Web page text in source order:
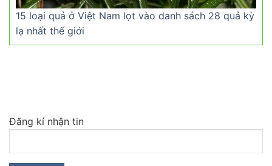
15 loại quả ở Việt Nam lọt vào danh sách 28 quả kỳ
lạ nhất thế giới
Đăng kí nhận tin